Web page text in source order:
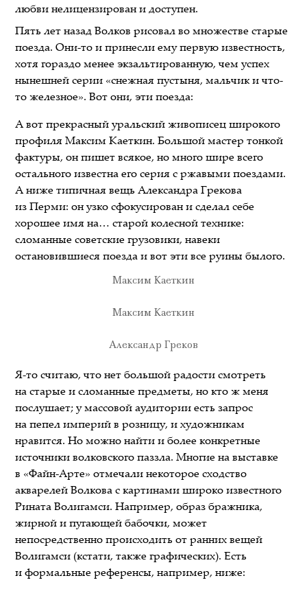
любви нелицензирован и доступен.
Пять лет назад Волков рисовал во множестве старые
поезда. Они-то и принесли ему первую известность,
хотя гораздо менее экзальтированную, чем успех
нынешней серии «снежная пустыня, мальчик и что-
то железное». Вот они, эти поезда:
А вот прекрасный уральский живописец широкого
профиля Максим Каеткин. Большой мастер тонкой
фактуры, он пишет всякое, но много шире всего
остального известна его серия с ржавыми поездами.
А ниже типичная вещь Александра Грекова
из Перми: он узко сфокусирован и сделал себе
хорошее имя на… старой колесной технике:
сломанные советские грузовики, навеки
остановившиеся поезда и вот эти все руины былого.
Максим Каеткин
Максим Каеткин
Александр Греков
Я-то считаю, что нет большой радости смотреть
на старые и сломанные предметы, но кто ж меня
послушает; у массовой аудитории есть запрос
на пепел империй в розницу, и художникам
нравится. Но можно найти и более конкретные
источники волковского паззла. Многие на выставке
в «Файн-Арте» отмечали некоторое сходство
акварелей Волкова с картинами широко известного
Рината Волигамси. Например, образ бражника,
жирной и пугающей бабочки, может
непосредственно происходить от ранних вещей
Волигамси (кстати, также графических). Есть
и формальные референсы, например, ниже: